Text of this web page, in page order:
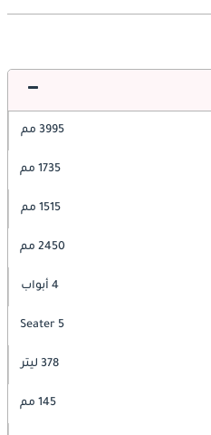
3995 مم
1735 مم
1515 مم
2450 مم
4 أبواب
5 Seater
378 ليتر
145 مم